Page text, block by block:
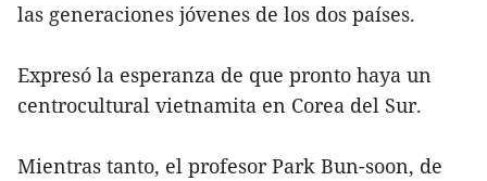
las generaciones jóvenes de los dos países.
Expresó la esperanza de que pronto haya un
centrocultural vietnamita en Corea del Sur.
Mientras tanto, el profesor Park Bun-soon, de